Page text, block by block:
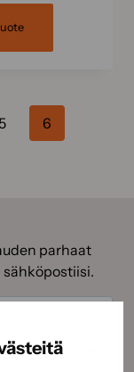
5 6
parhaat